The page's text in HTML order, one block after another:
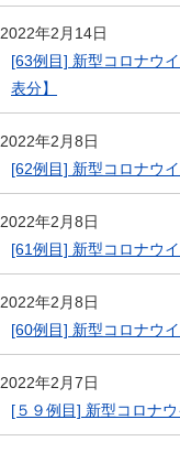
2022年2月14日
[63例目] 新型コロナウ
表分】
2022年2月8日
[62例目] 新型コロナウ
2022年2月8日
[61例目] 新型コロナウ
2022年2月8日
[60例目] 新型コロナウ
2022年2月7日
[５９例目] 新型コロナ